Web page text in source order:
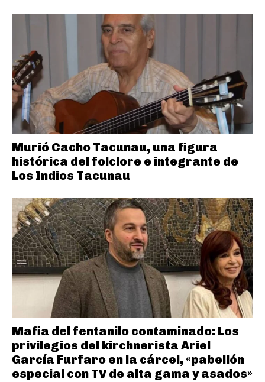
Murió Cacho Tacunau, una figura
histórica del folclore e integrante de
Los Indios Tacunau
Mafia del fentanilo contaminado: Los
privilegios del kirchnerista Ariel
García Furfaro en la cárcel, «pabellón
especial con TV de alta gama y asados»